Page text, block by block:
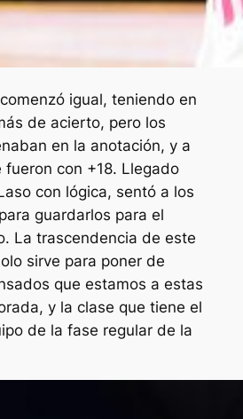
igual, teniendo en
de acierto, pero los
en la anotación, y a
con +18. Llegado
con lógica, sentó a los
guardarlos para el
La trascendencia de este
sirve para poner de
que estamos a estas
y la clase que tiene el
de la fase regular de la